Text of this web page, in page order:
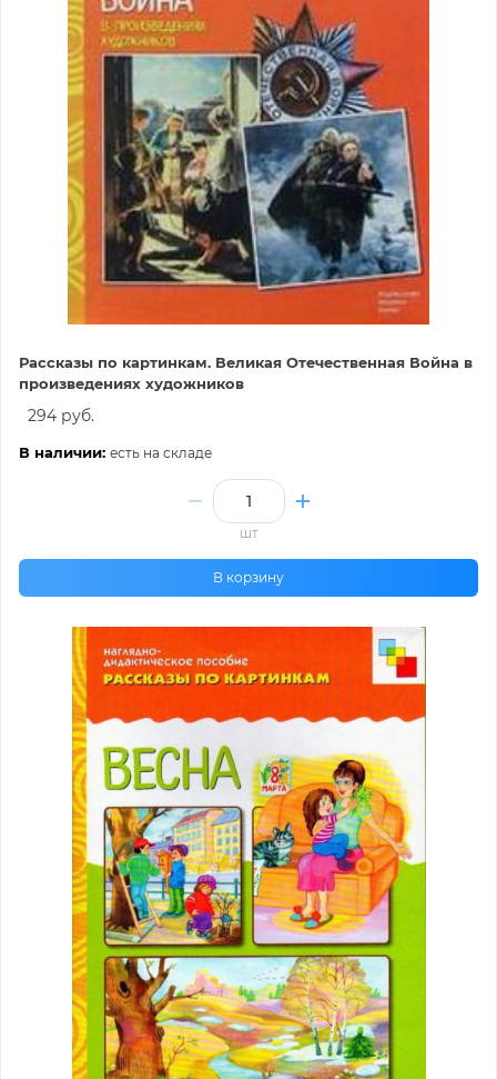
Рассказы по картинкам. Великая Отечественная Война в
произведениях художников
294 руб.
В наличии: есть на складе
шт
В корзину